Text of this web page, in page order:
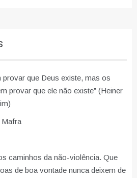
provar que Deus existe, mas os
provar que ele não existe” (Heiner
Mafra
caminhos da não-violência. Que
de boa vontade nunca deixem de